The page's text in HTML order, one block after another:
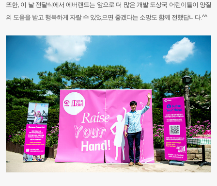
또한, 이 날 전달식에서 에버랜드는 앞으로 더 많은 개발 도상국 어린이들이 양질
의 도움을 받고 행복하게 자랄 수 있었으면 좋겠다는 소망도 함께 전했답니다.^^